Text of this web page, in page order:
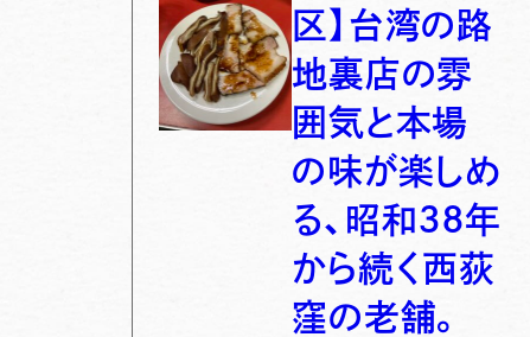
区】台湾の路
地裏店の雰
囲気と本場
の味が楽しめ
る、昭和３８年
から続く西荻
窪の老舗。